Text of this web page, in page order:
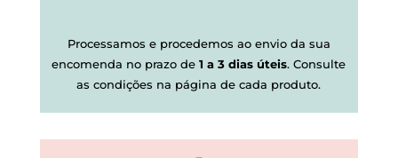
Processamos e procedemos ao envio da sua
encomenda no prazo de1 a 3 dias úteis.Consulte
as condições na página de cada produto.